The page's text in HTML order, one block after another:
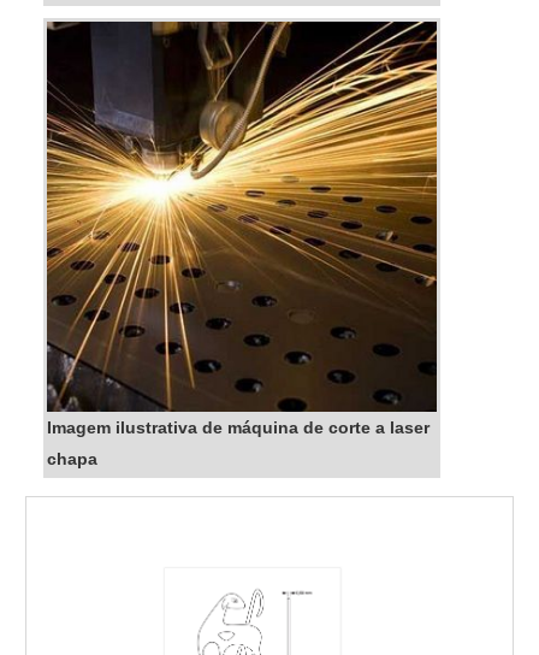
Imagem ilustrativa de máquina de corte a laser
chapa